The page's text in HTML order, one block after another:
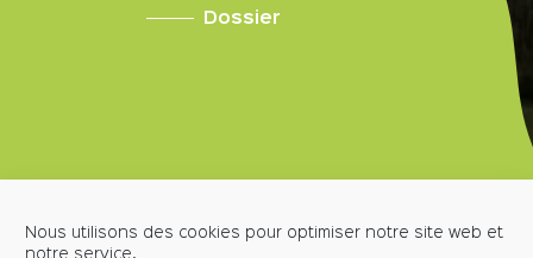
Nous utilisons des cookies pour optimiser notre site web et
notre service.
Dossier